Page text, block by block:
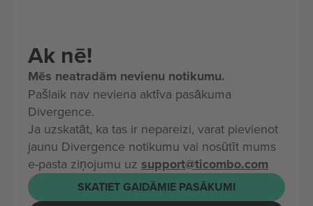
Ak nē!
Mēs neatradām nevienu notikumu.
Pašlaik nav neviena aktīva pasākuma
Divergence.
Ja uzskatāt, ka tas ir nepareizi, varat pievienot
jaunu Divergence notikumu vai nosūtīt mums
e-pasta ziņojumu uz support@ticombo.com
SKATIET GAIDĀMIE PASĀKUMI